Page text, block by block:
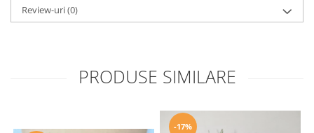
Review-uri(0)
PRODUSE SIMILARE
-17%